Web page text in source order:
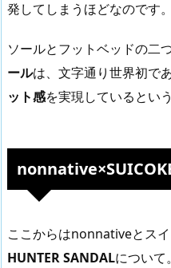
発してしまうほどなのです。
ソールとフットベッドの二
ールは、文字通り世界初で
ット感を実現しているとい
ここからはnonnativeとス
HUNTER SANDALについて。